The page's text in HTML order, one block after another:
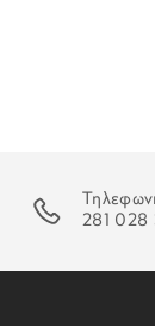
Δέρμα
σας είναι
281 028